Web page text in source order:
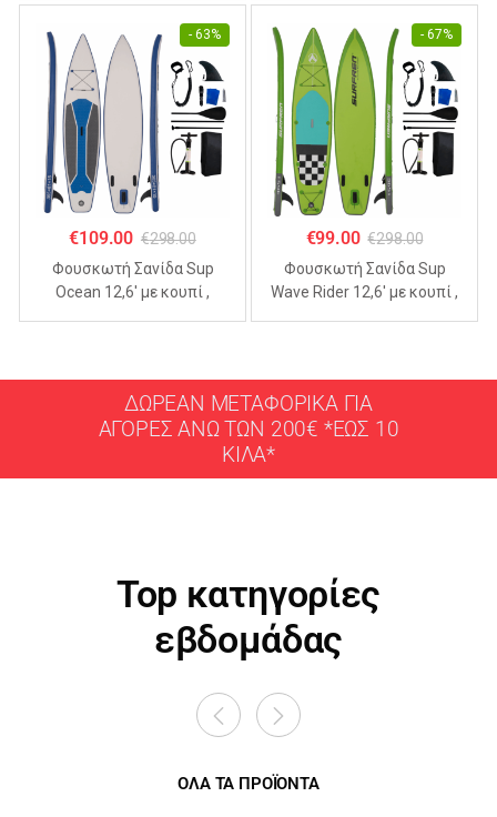
- 63%
€109.00 €298.00
Φουσκωτή Σανίδα Sup
Ocean 12,6′ με κουπί ,
- 67%
€99.00 €298.00
Φουσκωτή Σανίδα Sup
Wave Rider 12,6′ με κουπί ,
ΔΩΡΕΑΝ ΜΕΤΑΦΟΡΙΚΑ ΓΙΑ
ΑΓΟΡΕΣ ΑΝΩ ΤΩΝ 200€ *ΕΩΣ 10
ΚΙΛΑ*
Top κατηγορίες
εβδομάδας
ΟΛΑ ΤΑ ΠΡΟΪΟΝΤΑ